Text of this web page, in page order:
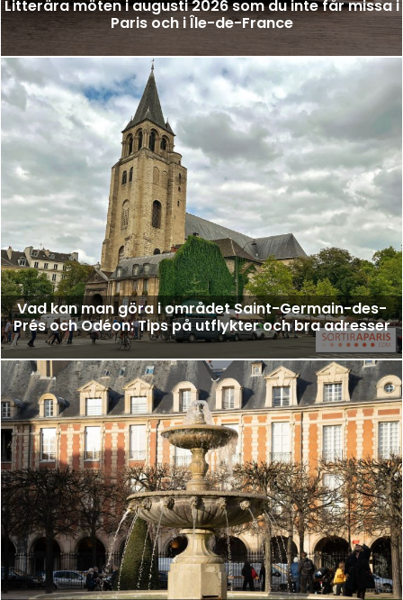
Litterära möten i augusti 2026 som du inte får missa i
Paris och i Île-de-France
Vad kan man göra i området Saint-Germain-des-
Prés och Odéon: Tips på utflykter och bra adresser